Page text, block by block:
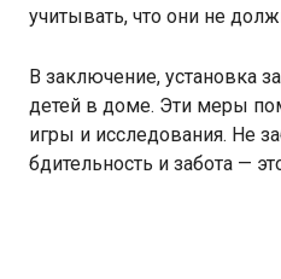
учитывать, что они не
В заключение, установка
детей в доме. Эти меры
игры и исследования. Не
бдительность и забота —